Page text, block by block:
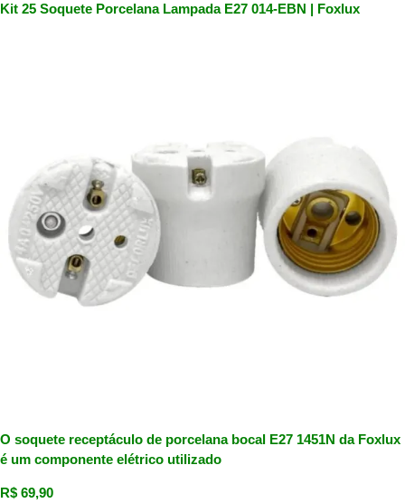
Kit 25 Soquete Porcelana Lampada E27 014-EBN | Foxlux
O soquete receptáculo de porcelana bocal E27 1451N da Foxlux
é um componente elétrico utilizado
R$ 69,90